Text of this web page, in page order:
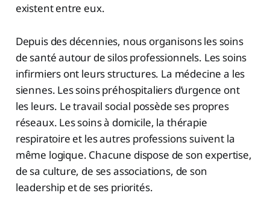
existent entre eux.
Depuis des décennies, nous organisons les soins
de santé autour de silos professionnels. Les soins
infirmiers ont leurs structures. La médecine a les
siennes. Les soins préhospitaliers d’urgence ont
les leurs. Le travail social possède ses propres
réseaux. Les soins à domicile, la thérapie
respiratoire et les autres professions suivent la
même logique. Chacune dispose de son expertise,
de sa culture, de ses associations, de son
leadership et de ses priorités.